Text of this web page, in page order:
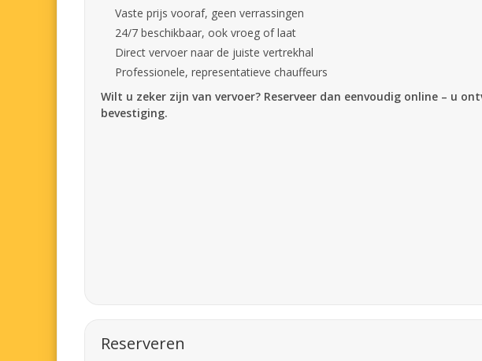
Vaste prijs vooraf, geen verrassingen
24/7 beschikbaar, ook vroeg of laat
Direct vervoer naar de juiste vertrekhal
Professionele, representatieve chauffeurs
Wilt u zeker zijn van vervoer? Reserveer dan eenvoudig online – u
bevestiging.
Reserveren